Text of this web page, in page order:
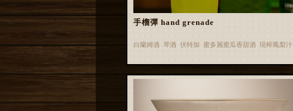
手榴彈 hand grenade
白蘭姆酒 琴酒 伏特加 蜜多麗蜜瓜香甜酒 現榨鳳梨汁